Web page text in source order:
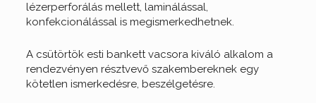
lézerperforálás mellett, laminálással,
konfekcionálással is megismerkedhetnek.
A csütörtök esti bankett vacsora kiváló alkalom a
rendezvényen résztvevő szakembereknek egy
kötetlen ismerkedésre, beszélgetésre.